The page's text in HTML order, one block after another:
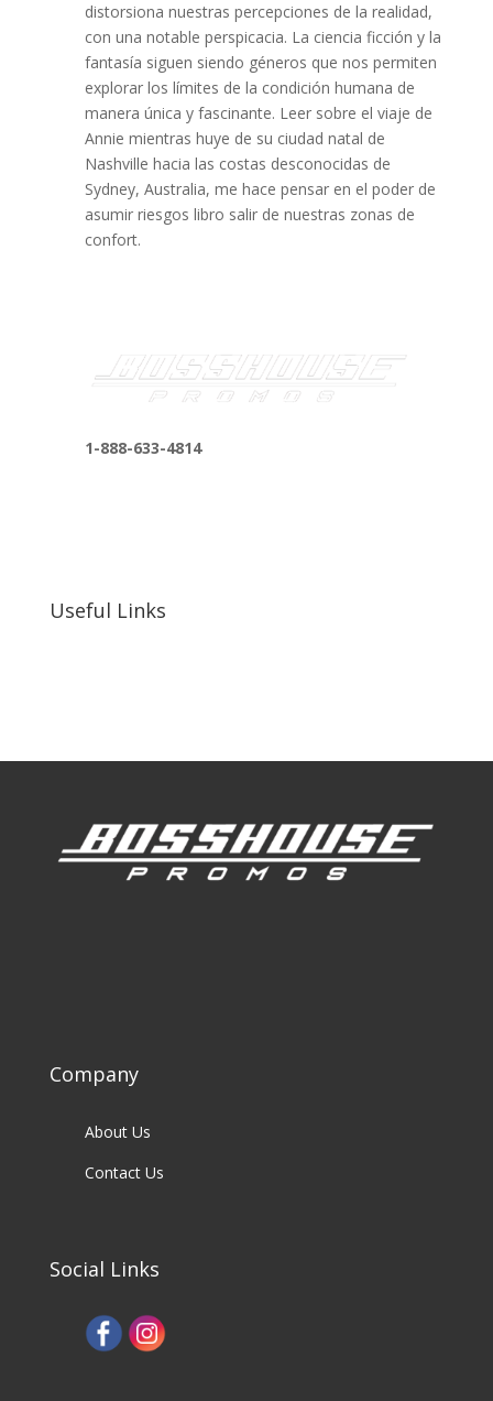
distorsiona nuestras percepciones de la realidad,
con una notable perspicacia. La ciencia ficción y la
fantasía siguen siendo géneros que nos permiten
explorar los límites de la condición humana de
manera única y fascinante. Leer sobre el viaje de
Annie mientras huye de su ciudad natal de
Nashville hacia las costas desconocidas de
Sydney, Australia, me hace pensar en el poder de
asumir riesgos libro salir de nuestras zonas de
confort.
1-888-633-4814
Useful Links
Company
About Us
Contact Us
Social Links